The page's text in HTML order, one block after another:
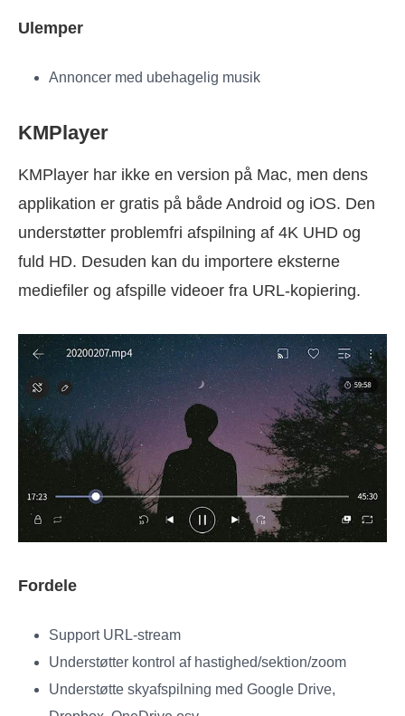
Ulemper
Annoncer med ubehagelig musik
KMPlayer
KMPlayer har ikke en version på Mac, men dens
applikation er gratis på både Android og iOS. Den
understøtter problemfri afspilning af 4K UHD og
fuld HD. Desuden kan du importere eksterne
mediefiler og afspille videoer fra URL-kopiering.
Fordele
Support URL-stream
Understøtter kontrol af hastighed/sektion/zoom
Understøtte skyafspilning med Google Drive,